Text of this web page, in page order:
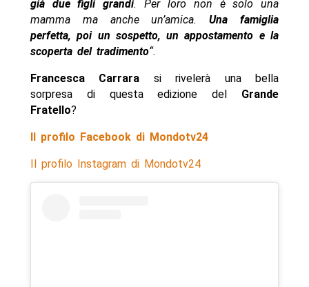
già due figli grandi. Per loro non è solo una
mamma ma anche un’amica.Una famiglia
perfetta, poi un sospetto, un appostamento e la
scoperta del tradimento“.
Francesca Carrara si rivelerà una bella
sorpresa di questa edizione del Grande
Fratello?
Il profilo Facebook di Mondotv24
Il profilo Instagram di Mondotv24